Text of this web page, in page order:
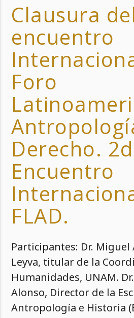
Clausura
encuentro
Foro
Derecho.
Encuentro
FLAD.
Participantes: Dr.
Leyva, titular de la
Humanidades, UNAM.
Alonso, Director de la
Antropología e Historia